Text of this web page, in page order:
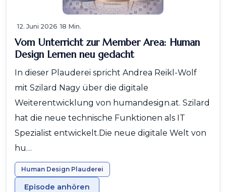
12. Juni 2026 18 Min.
Vom Unterricht zur Member Area: Human
Design Lernen neu gedacht
In dieser Plauderei spricht Andrea Reikl-Wolf
mit Szilard Nagy über die digitale
Weiterentwicklung von humandesign.at. Szilard
hat die neue technische Funktionen als IT
Spezialist entwickelt.Die neue digitale Welt von
hu…
Human Design Plauderei
Episode anhören